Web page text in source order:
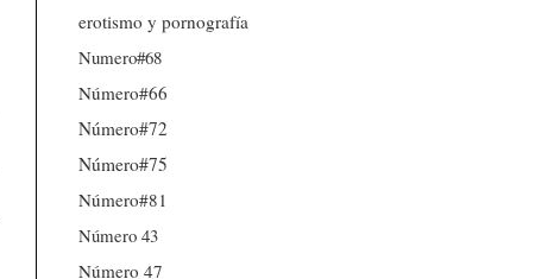
erotismo y pornografía
Numero#68
Número#66
Número#72
Número#75
Número#81
Número 43
Número 47